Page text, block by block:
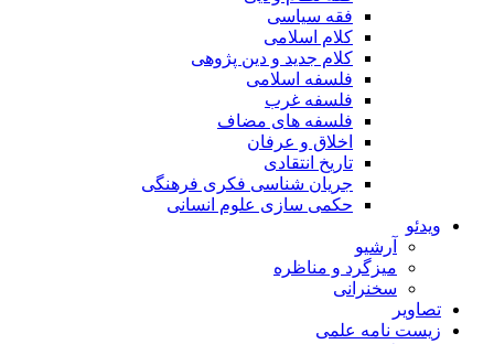
فقه سیاسی
کلام اسلامی
کلام جدید و دین پژوهی
فلسفه اسلامی
فلسفه غرب
فلسفه های مضاف
اخلاق و عرفان
تاریخ انتقادی
جریان شناسی فکری فرهنگی
حکمی سازی علوم انسانی
ویدئو
آرشیو
میزگرد و مناظره
سخنرانی
تصاویر
زیست نامه علمی